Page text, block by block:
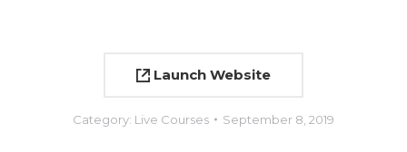
Launch Website
Category: Live Courses September 8, 2019